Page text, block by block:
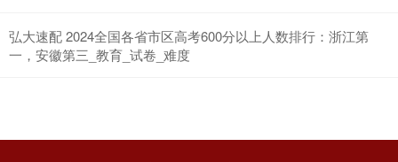
弘大速配 2024全国各省市区高考600分以上人数排行：浙江第
一，安徽第三_教育_试卷_难度